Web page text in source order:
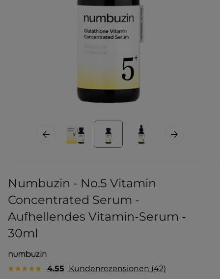
Numbuzin - No.5 Vitamin
Concentrated Serum -
Aufhellendes Vitamin-Serum -
30ml
4.55 Kundenrezensionen 42